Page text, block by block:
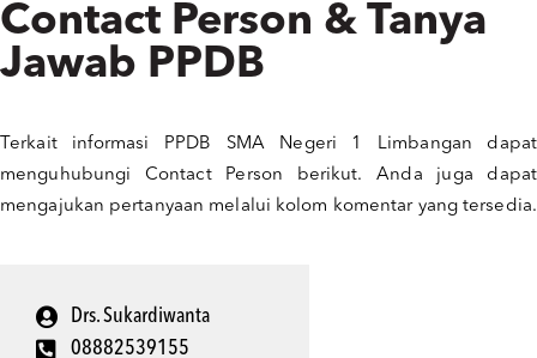
Contact Person & Tanya
Jawab PPDB
Terkait informasi PPDB SMA Negeri 1 Limbangan dapat
menguhubungi Contact Person berikut. Anda juga dapat
mengajukan pertanyaan melalui kolom komentar yang tersedia.
Drs. Sukardiwanta
08882539155